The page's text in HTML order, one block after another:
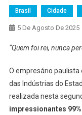
Brasil Cidade
5 De Agosto De 2025
“Quem foi rei, nunca
O empresário paulista
das Indústrias do
realizada nesta
impressionantes